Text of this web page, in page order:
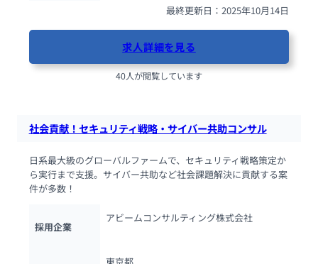
最終更新日：2025年10月14日
求人詳細を見る
40人が閲覧しています
社会貢献！セキュリティ戦略・サイバー共助コンサル
日系最大級のグローバルファームで、セキュリティ戦略策定か
ら実行まで支援。サイバー共助など社会課題解決に貢献する案
件が多数！
採用企業
アビームコンサルティング株式会社